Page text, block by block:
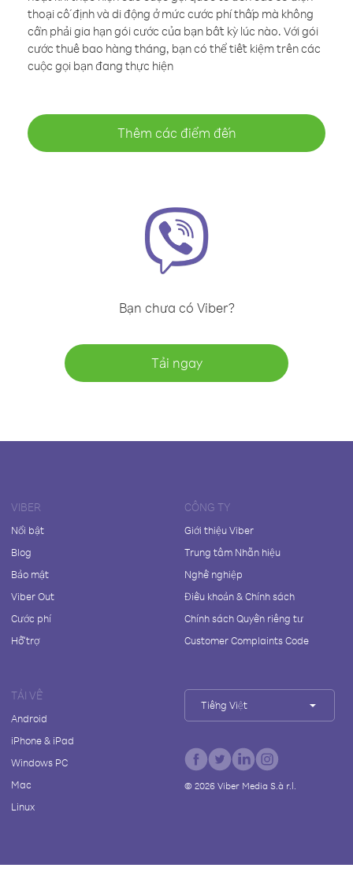
thoại cố định và di động ở mức cước phí thấp mà không
cần phải gia hạn gói cước của bạn bất kỳ lúc nào. Với gói
cước thuê bao hàng tháng, bạn có thể tiết kiệm trên các
cuộc gọi bạn đang thực hiện
Thêm các điểm đến
Bạn chưa có Viber?
Tải ngay
VIBER
Nổi bật
Blog
Bảo mật
Viber Out
Cước phí
Hỗ trợ
CÔNG TY
Giới thiệu Viber
Trung tâm Nhãn hiệu
Nghề nghiệp
Điều khoản & Chính sách
Chính sách Quyền riêng tư
Customer Complaints Code
TẢI VỀ
Android
iPhone & iPad
Windows PC
Mac
Linux
Tiếng Việt
© 2026Viber Media S.à r.l.